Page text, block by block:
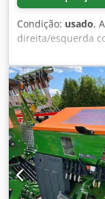
Condição: usado,
direita/esquerda
capotamento TS
giratório, montado
sistema de
introdução.
pesagem
Iluminação LED